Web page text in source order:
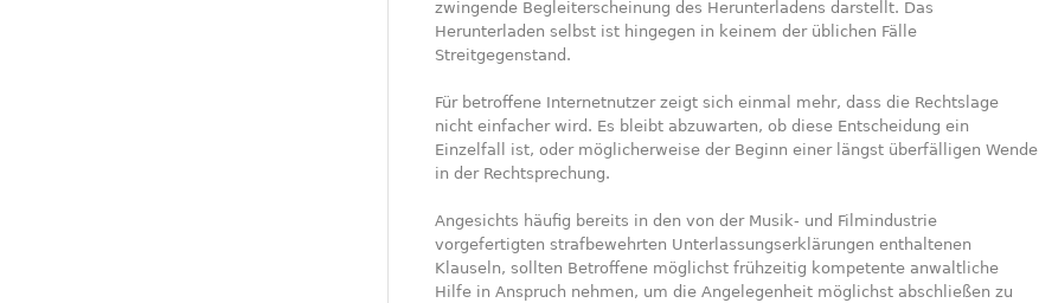
zwingende Begleiterscheinung des Herunterladens darstellt. Das
Herunterladen selbst ist hingegen in keinem der üblichen Fälle
Streitgegenstand.
Für betroffene Internetnutzer zeigt sich einmal mehr, dass die Rechtslage
nicht einfacher wird. Es bleibt abzuwarten, ob diese Entscheidung ein
Einzelfall ist, oder möglicherweise der Beginn einer längst überfälligen Wende
in der Rechtsprechung.
Angesichts häufig bereits in den von der Musik- und Filmindustrie
vorgefertigten strafbewehrten Unterlassungserklärungen enthaltenen
Klauseln, sollten Betroffene möglichst frühzeitig kompetente anwaltliche
Hilfe in Anspruch nehmen, um die Angelegenheit möglichst abschließen zu